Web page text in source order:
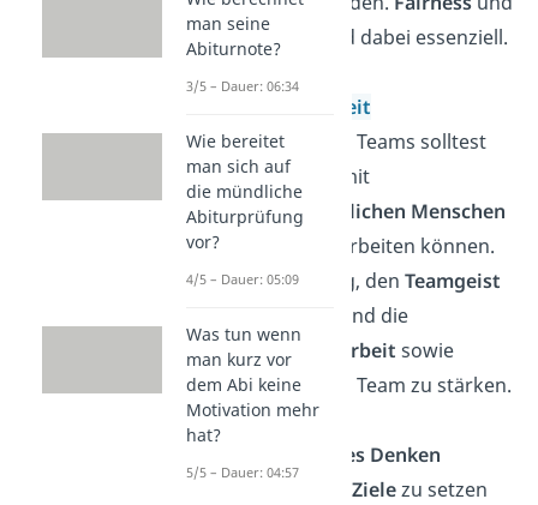
Respekt
sind dabei essenziell.
Teamfähigkeit
Als Teil eines Teams solltest
du effektiv mit
unterschiedlichen Menschen
zusammenarbeiten können.
Es ist wichtig, denTeamgeist
zu fördern und die
Zusammenarbeit sowie
Kohäsion
im Team zu stärken.
Strategisches Denken
LangfristigeZielezu setzen
man seine
Abiturnote?
3/5 – Dauer: 06:34
Wie bereitet
man sich auf
die mündliche
Abiturprüfung
vor?
4/5 – Dauer: 05:09
Was tun wenn
man kurz vor
dem Abi keine
Motivation mehr
hat?
5/5 – Dauer: 04:57